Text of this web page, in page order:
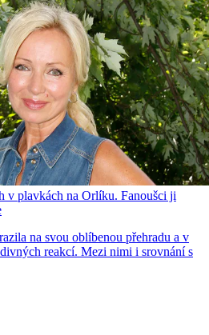
v plavkách na Orlíku. Fanoušci ji
na svou oblíbenou přehradu a v
reakcí. Mezi nimi i srovnání s